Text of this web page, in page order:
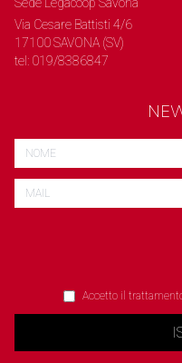
Via Cesare Battisti 4/6
17100 SAVONA (SV)
tel: 019/8386847
Accetto il